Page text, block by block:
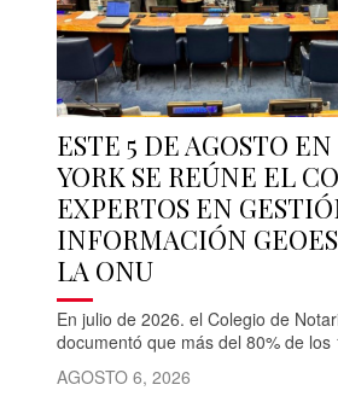
ESTE 5 DE AGOSTO
YORK SE REÚNE EL
EXPERTOS EN
INFORMACIÓN
LA ONU
En julio de 2026. el Colegio de
documentó que más del 80% de los
AGOSTO 6, 2026